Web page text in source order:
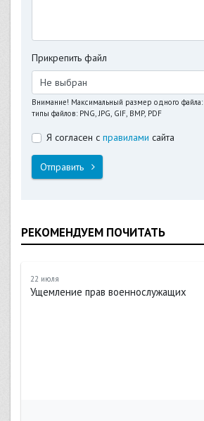
Прикрепить файл
Не выбран
Внимание! Максимальный размер одного файла:
типы файлов: PNG, JPG, GIF, BMP, PDF
Я согласен с правилами сайта
Отправить
РЕКОМЕНДУЕМ ПОЧИТАТЬ
22 июля
Ущемление прав военнослужащих